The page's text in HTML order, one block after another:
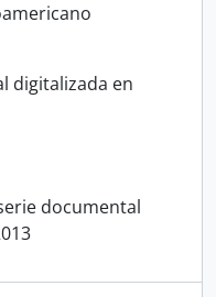
digitalizada en
documental